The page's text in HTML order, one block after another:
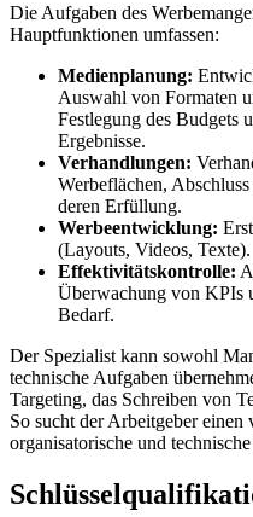
Die Aufgaben des
Hauptfunktionen umfassen:
Medienplanung:
Auswahl von Formaten
Festlegung des Budgets
Ergebnisse.
Verhandlungen:
Werbeflächen,
deren Erfüllung.
Werbeentwicklung:
(Layouts, Videos, Texte).
Effektivitätskontrolle:
Überwachung von KPIs
Bedarf.
Der Spezialist kann sowohl
technische Aufgaben
Targeting, das Schreiben von
So sucht der Arbeitgeber einen
organisatorische und